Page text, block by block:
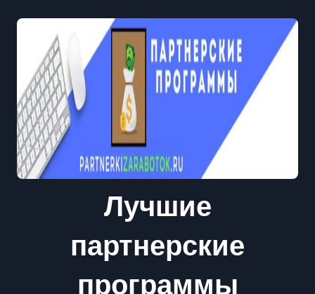
Лучшие
партнерские
программы